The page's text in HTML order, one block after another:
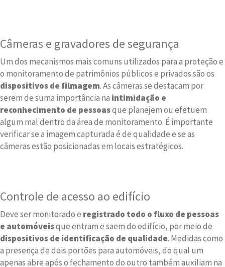
Câmeras e gravadores de segurança
Um dos mecanismos mais comuns utilizados para a proteção e
o monitoramento de patrimônios públicos e privados são os
dispositivos de filmagem. As câmeras se destacam por
serem de suma importância na intimidação e
reconhecimento de pessoasque planejem ou efetuem
algum mal dentro da área de monitoramento. É importante
verificar se a imagem capturada é de qualidade e se as
câmeras estão posicionadas em locais estratégicos.
Controle de acesso ao edifício
Deve ser monitorado e registrado todo o fluxo de pessoas
e automóveisque entram e saem do edifício, por meio de
dispositivos de identificação de qualidade. Medidas como
a presença de dois portões para automóveis, do qual um
apenas abre após o fechamento do outro também auxiliam na